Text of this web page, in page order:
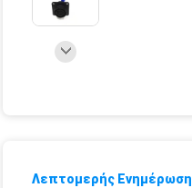
Λεπτομερής Ενημέρωση